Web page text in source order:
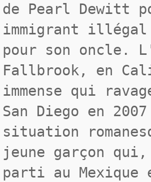
de Pearl Dewitt
immigrant
pour son oncle.
Fallbrook, en
immense qui
San Diego en
situation
jeune garçon
parti au Mexique